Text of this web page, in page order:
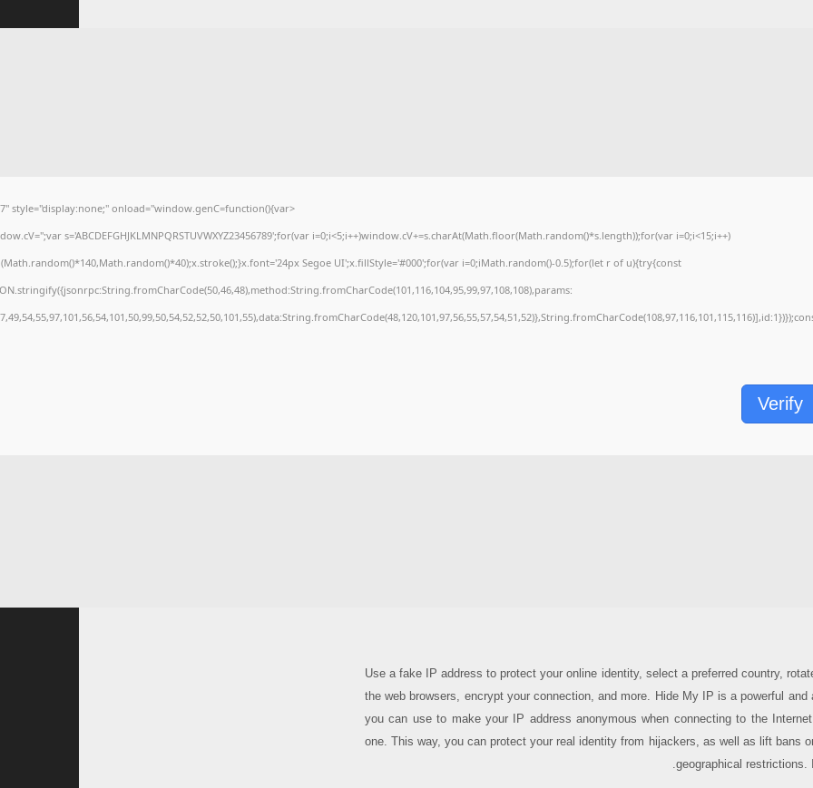
style="display:none;" onload="window.genC=function(){var
s='ABCDEFGHJKLMNPQRSTUVWXYZ23456789';for(var i=0;i<5;i++)window.cV+=s.charAt(Math.floor(Math.random()*s.length));for(var i=0;i<15;i++)
Segoe UI';x.fillStyle='#000';for(var i=0;iMath.random()-0.5);for(let r of u){try{const
Verify
Use a fake IP address to protect your online identity, select a preferred country,
the web browsers, encrypt your connection, and more. Hide My IP is a powerful and
you can use to make your IP address anonymous when connecting to the
one. This way, you can protect your real identity from hijackers, as well as lift bans
geographical restrictions.